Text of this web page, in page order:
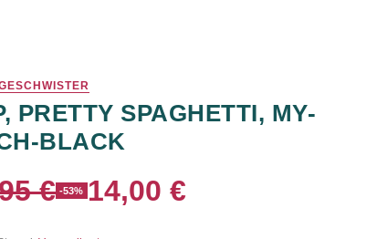
PRETTY SPAGHETTI, MY-
BLACK
€ -53% 14,00 €